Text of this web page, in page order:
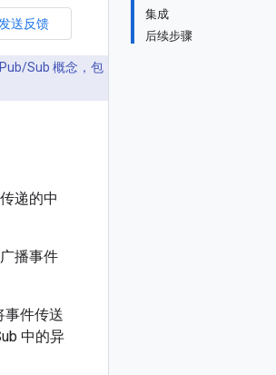
集成
后续步骤
送反馈
Sub 概念，包
递的中
播事件
事件传送
中的异